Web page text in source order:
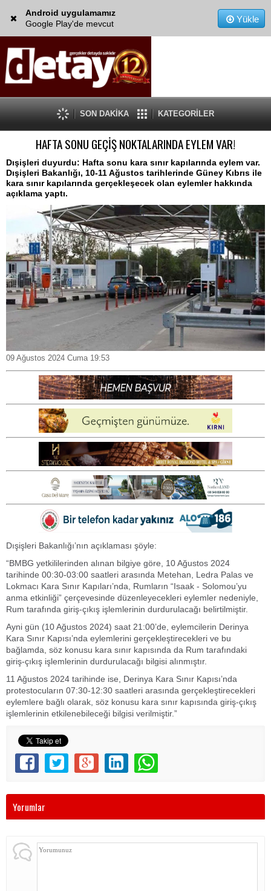
Android uygulamamız
Google Play'de mevcut
Yükle
SON DAKİKA KATEGORİLER
HAFTA SONU GEÇİŞ NOKTALARINDA EYLEM VAR!
Dışişleri duyurdu: Hafta sonu kara sınır kapılarında eylem var.
Dışişleri Bakanlığı, 10-11 Ağustos tarihlerinde Güney Kıbrıs ile
kara sınır kapılarında gerçekleşecek olan eylemler hakkında
açıklama yaptı.
09 Ağustos 2024 Cuma 19:53
Dışişleri Bakanlığı’nın açıklaması şöyle:
“BMBG yetkililerinden alınan bilgiye göre, 10 Ağustos 2024
tarihinde 00:30-03:00 saatleri arasında Metehan, Ledra Palas ve
Lokmacı Kara Sınır Kapıları’nda, Rumların “Isaak - Solomou’yu
anma etkinliği” çerçevesinde düzenleyecekleri eylemler nedeniyle,
Rum tarafında giriş-çıkış işlemlerinin durdurulacağı belirtilmiştir.
Ayni gün (10 Ağustos 2024) saat 21:00’de, eylemcilerin Derinya
Kara Sınır Kapısı’nda eylemlerini gerçekleştirecekleri ve bu
bağlamda, söz konusu kara sınır kapısında da Rum tarafındaki
giriş-çıkış işlemlerinin durdurulacağı bilgisi alınmıştır.
11 Ağustos 2024 tarihinde ise, Derinya Kara Sınır Kapısı’nda
protestocuların 07:30-12:30 saatleri arasında gerçekleştirecekleri
eylemlere bağlı olarak, söz konusu kara sınır kapısında giriş-çıkış
işlemlerinin etkilenebileceği bilgisi verilmiştir.”
Yorumlar